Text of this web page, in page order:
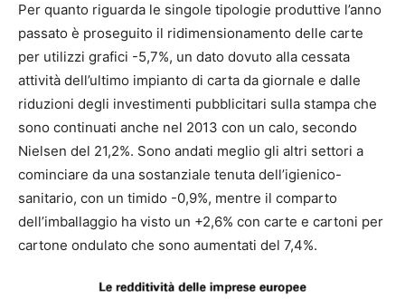
Per quanto riguarda le singole tipologie produttive l’anno
passato è proseguito il ridimensionamento delle carte
per utilizzi grafici -5,7%, un dato dovuto alla cessata
attività dell’ultimo impianto di carta da giornale e dalle
riduzioni degli investimenti pubblicitari sulla stampa che
sono continuati anche nel 2013 con un calo, secondo
Nielsen del 21,2%. Sono andati meglio gli altri settori a
cominciare da una sostanziale tenuta dell’igienico-
sanitario, con un timido -0,9%, mentre il comparto
dell’imballaggio ha visto un +2,6% con carte e cartoni per
cartone ondulato che sono aumentati del 7,4%.